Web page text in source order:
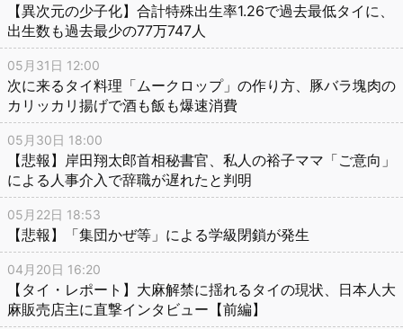
【異次元の少子化】合計特殊出生率1.26で過去最低タイに、
出生数も過去最少の77万747人
05月31日 12:00
次に来るタイ料理「ムークロップ」の作り方、豚バラ塊肉の
カリッカリ揚げで酒も飯も爆速消費
05月30日 18:00
【悲報】岸田翔太郎首相秘書官、私人の裕子ママ「ご意向」
による人事介入で辞職が遅れたと判明
05月22日 18:53
【悲報】「集団かぜ等」による学級閉鎖が発生
04月20日 16:20
【タイ・レポート】大麻解禁に揺れるタイの現状、日本人大
麻販売店主に直撃インタビュー【前編】